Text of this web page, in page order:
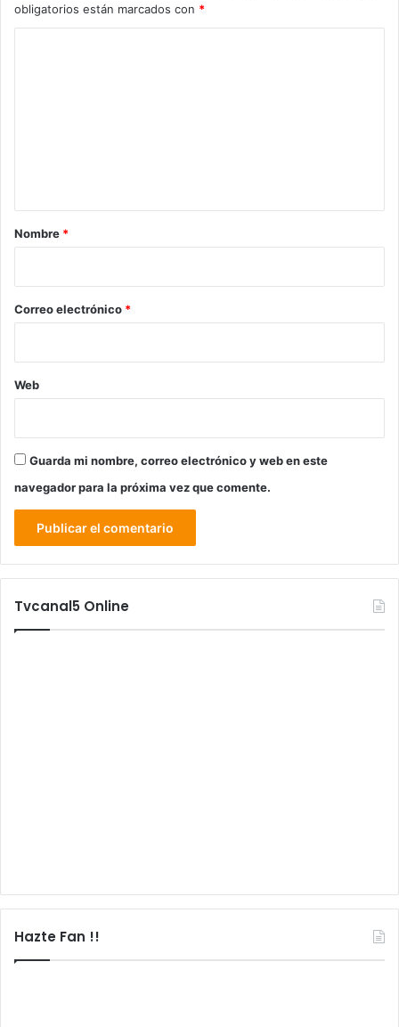
obligatorios están marcados con *
r
*
Nombre *
Correo electrónico *
Web
Guarda mi nombre, correo electrónico y web en este
navegador para la próxima vez que comente.
Tvcanal5 Online
Hazte Fan !!